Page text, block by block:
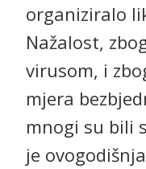
organiziralo
Nažalost,
virusom, i
mjera
mnogi su bili
je